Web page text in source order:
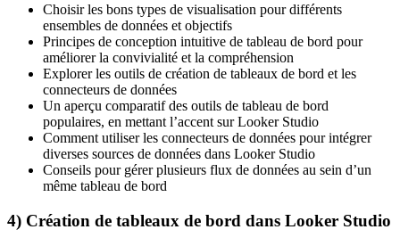
Choisir les bons types de visualisation pour différents
ensembles de données et objectifs
Principes de conception intuitive de tableau de bord pour
améliorer la convivialité et la compréhension
Explorer les outils de création de tableaux de bord et les
connecteurs de données
Un aperçu comparatif des outils de tableau de bord
populaires, en mettant l’accent sur Looker Studio
Comment utiliser les connecteurs de données pour intégrer
diverses sources de données dans Looker Studio
Conseils pour gérer plusieurs flux de données au sein d’un
même tableau de bord
4) Création de tableaux de bord dans Looker Studio